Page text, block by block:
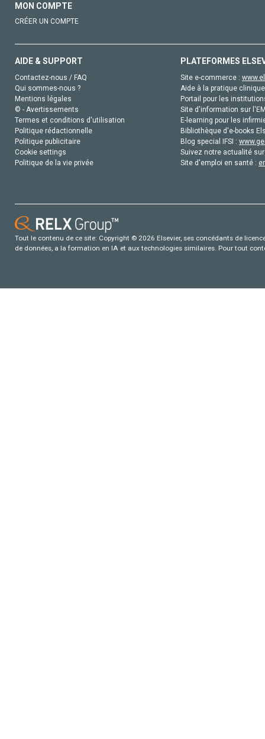
MON COMPTE
CRÉER UN COMPTE
AIDE & SUPPORT
Contactez-nous / FAQ
Qui sommes-nous ?
Mentions légales
© - Avertissements
Termes et conditions d'utilisation
Politique rédactionnelle
Politique publicitaire
Cookie settings
Politique de la vie privée
PLATEFORMES
Site e-commerce :
Aide à la pratique
Portail pour les
Site d'information sur
E-learning pour les
Bibliothèque d'e-books
Blog special IFSI :
Suivez notre actualité
Site d'emploi en santé :
Tout le contenu de ce site: Copyright © 2026 Elsevier, ses concédants de
de données, a la formation en IA et aux technologies similaires. Pour tout